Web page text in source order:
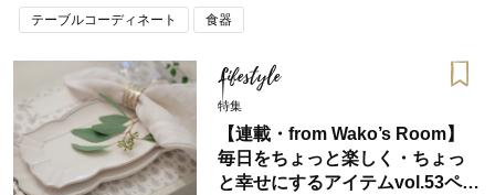
ママとパパに贈る「ジェンダーレ
ス学」
テーブルコーディネート 食器
Lifestyle
特集
【連載・from Wako’s Room】
毎日をちょっと楽しく・ちょっ
と幸せにするアイテムvol.53ペー